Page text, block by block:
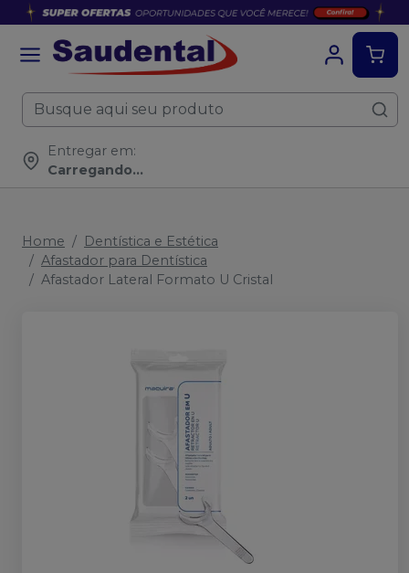
Entregar em:
Carregando...
Home
Dentística e Estética
Afastador para Dentística
Afastador Lateral Formato U Cristal